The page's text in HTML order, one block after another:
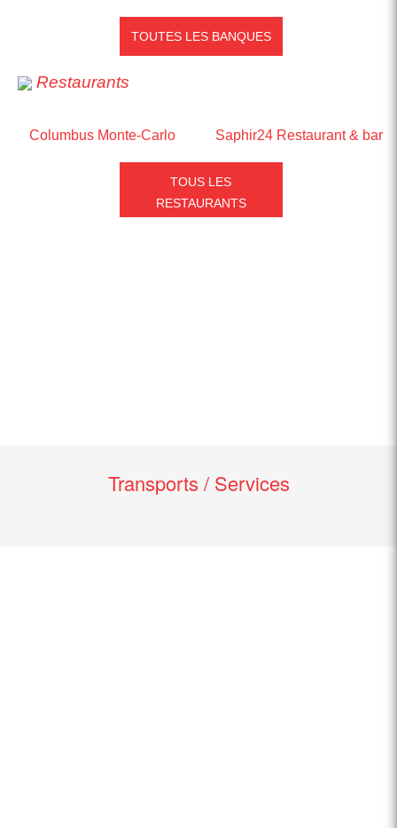
TOUTES LES BANQUES
Restaurants
Columbus Monte-Carlo Saphir24 Restaurant & bar
TOUS LES
RESTAURANTS
Transports / Services